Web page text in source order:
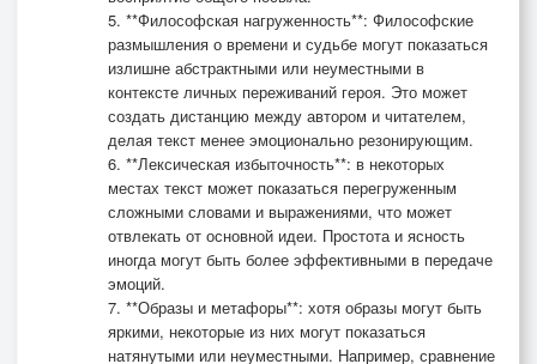
5. **Философская нагруженность**: Философские
размышления о времени и судьбе могут показаться
излишне абстрактными или неуместными в
контексте личных переживаний героя. Это может
создать дистанцию между автором и читателем,
делая текст менее эмоционально резонирующим.
6. **Лексическая избыточность**: в некоторых
местах текст может показаться перегруженным
сложными словами и выражениями, что может
отвлекать от основной идеи. Простота и ясность
иногда могут быть более эффективными в передаче
эмоций.
7. **Образы и метафоры**: хотя образы могут быть
яркими, некоторые из них могут показаться
натянутыми или неуместными. Например, сравнение